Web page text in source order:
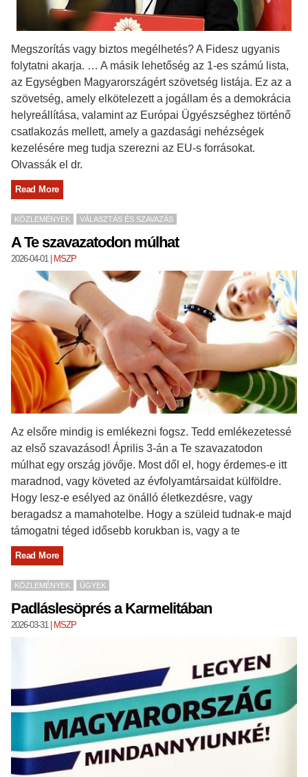
Megszorítás vagy biztos megélhetés? A Fidesz ugyanis
folytatni akarja. … A másik lehetőség az 1-es számú lista,
az Egységben Magyarországért szövetség listája. Ez az a
szövetség, amely elkötelezett a jogállam és a demokrácia
helyreállítása, valamint az Európai Ügyészséghez történő
csatlakozás mellett, amely a gazdasági nehézségek
kezelésére meg tudja szerezni az EU-s forrásokat.
Olvassák el dr.
Read More
KÖZLEMÉNYEK VÁLASZTÁS ÉS SZAVAZÁS
A Te szavazatodon múlhat
2026-04-01 MSZP
Az elsőre mindig is emlékezni fogsz. Tedd emlékezetessé
az első szavazásod! Április 3-án a Te szavazatodon
múlhat egy ország jövője. Most dől el, hogy érdemes-e itt
maradnod, vagy követed az évfolyamtársaidat külföldre.
Hogy lesz-e esélyed az önálló életkezdésre, vagy
beragadsz a mamahotelbe. Hogy a szüleid tudnak-e majd
támogatni téged idősebb korukban is, vagy a te
Read More
KÖZLEMÉNYEK ÜGYEK
Padláslesöprés a Karmelitában
2026-03-31 MSZP